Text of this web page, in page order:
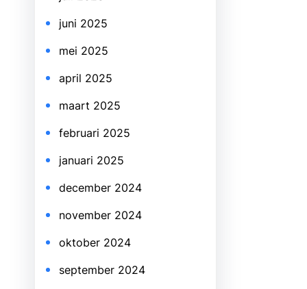
juni 2025
mei 2025
april 2025
maart 2025
februari 2025
januari 2025
december 2024
november 2024
oktober 2024
september 2024